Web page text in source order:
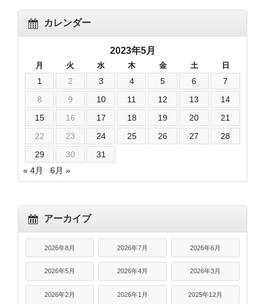
カレンダー
2023年5月
月 火 水 木 金 土 日
1 2 3 4 5 6
7
8
9 10 11 12 13
14
15
16 17 18 19 20
21
22
23 24 25 26 27
28
29
30
31
« 4月
6月 »
アーカイブ
2026年8月 2026年7月 2026年6月
2026年5月 2026年4月 2026年3月
2026年2月 2026年1月 2025年12月